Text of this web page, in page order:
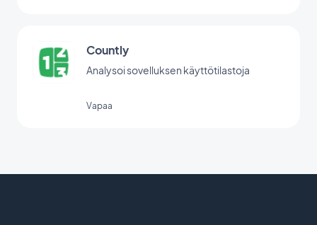
Countly
Analysoi sovelluksen käyttötilastoja
Vapaa